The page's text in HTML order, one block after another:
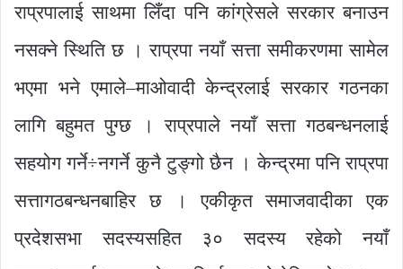
राप्रपालाई साथमा लिँदा पनि कांग्रेसले सरकार बनाउन
नसक्ने स्थिति छ । राप्रपा नयाँ सत्ता समीकरणमा सामेल
भएमा भने एमाले–माओवादी केन्द्रलाई सरकार गठनका
लागि बहुमत पुग्छ । राप्रपाले नयाँ सत्ता गठबन्धनलाई
सहयोग गर्ने÷नगर्ने कुनै टुङ्गो छैन । केन्द्रमा पनि राप्रपा
सत्तागठबन्धनबाहिर छ । एकीकृत समाजवादीका एक
प्रदेशसभा सदस्यसहित ३० सदस्य रहेको नयाँ